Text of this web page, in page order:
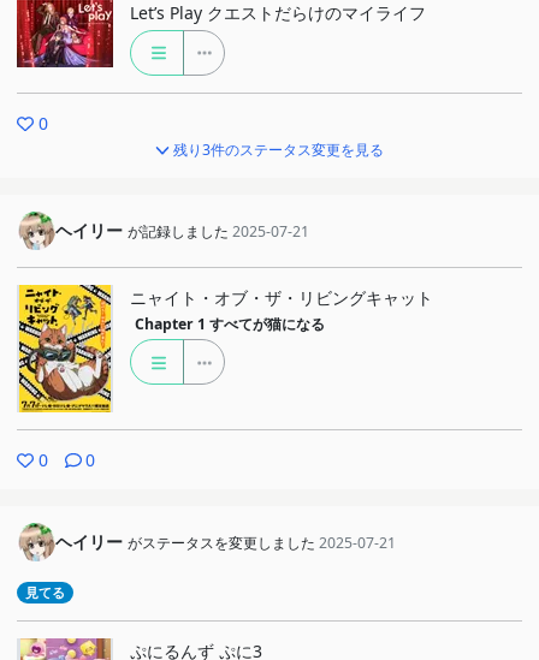
Let’s Play クエストだらけのマイライフ
0
残り3件のステータス変更を見る
ヘイリー が記録しました 2025-07-21
ニャイト・オブ・ザ・リビングキャット
Chapter 1 すべてが猫になる
0 0
ヘイリー がステータスを変更しました 2025-07-21
見てる
ぷにるんず ぷに3